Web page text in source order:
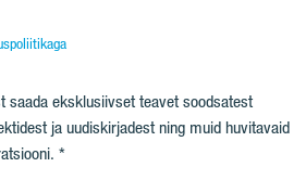
saada eksklusiivset teavet soodsatest
ja uudiskirjadest ning muid huvitavaid